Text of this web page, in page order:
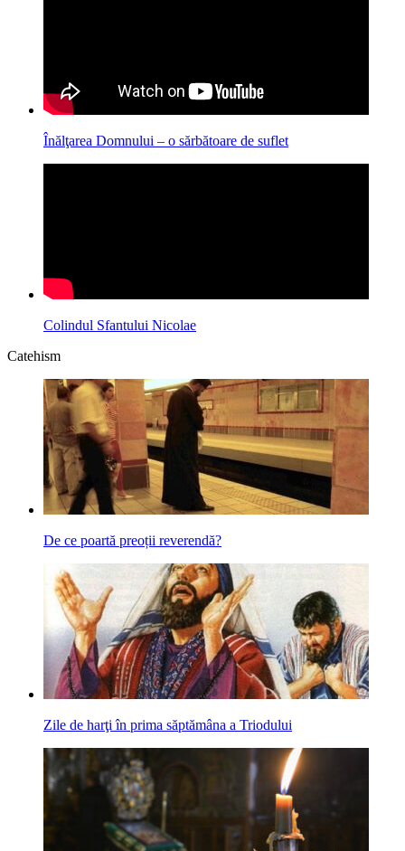
Înălţarea Domnului – o sărbătoare de suflet
Colindul Sfantului Nicolae
Catehism
De ce poartă preoții reverendă?
Zile de harţi în prima săptămâna a Triodului